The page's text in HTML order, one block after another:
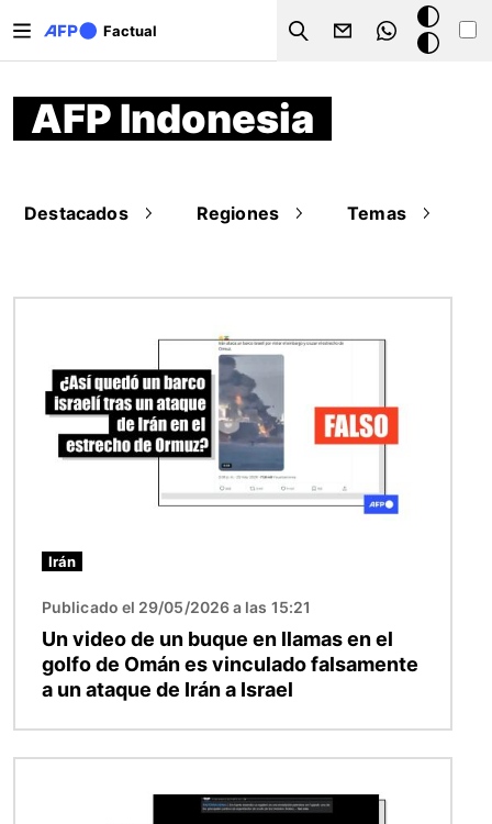
Factual
Search
Modo
oscuro
AFP Indonesia
Destacados Regiones Temas
Irán
Publicado el 29/05/2026 a las 15:21
Un video de un buque en llamas en el
golfo de Omán es vinculado falsamente
a un ataque de Irán a Israel